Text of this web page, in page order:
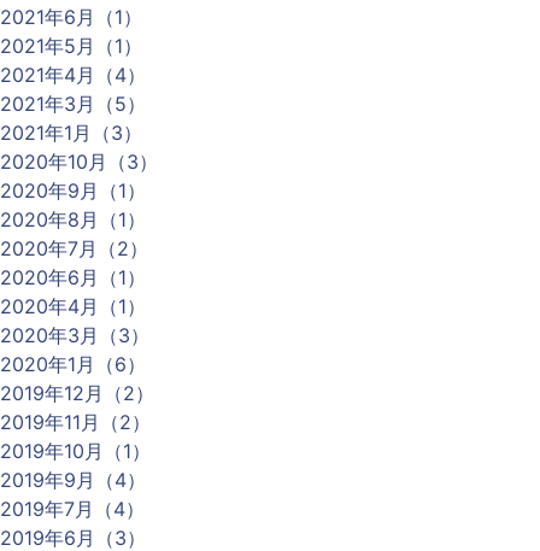
2021年6月（1）
2021年5月（1）
2021年4月（4）
2021年3月（5）
2021年1月（3）
2020年10月（3）
2020年9月（1）
2020年8月（1）
2020年7月（2）
2020年6月（1）
2020年4月（1）
2020年3月（3）
2020年1月（6）
2019年12月（2）
2019年11月（2）
2019年10月（1）
2019年9月（4）
2019年7月（4）
2019年6月（3）